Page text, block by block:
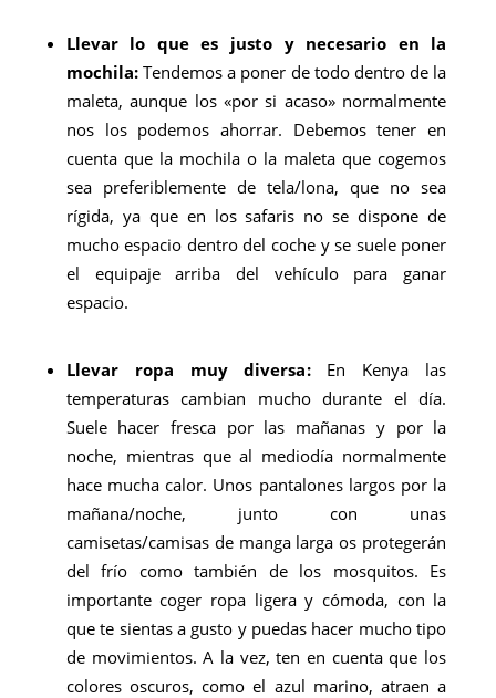
Llevar lo que es justo y necesario en la
mochila: Tendemos a poner de todo dentro de la
maleta, aunque los «por si acaso» normalmente
nos los podemos ahorrar. Debemos tener en
cuenta que la mochila o la maleta que cogemos
sea preferiblemente de tela/lona, ​​que no sea
rígida, ya que en los safaris no se dispone de
mucho espacio dentro del coche y se suele poner
el equipaje arriba del vehículo para ganar
espacio.
Llevar ropa muy diversa: En Kenya las
temperaturas cambian mucho durante el día.
Suele hacer fresca por las mañanas y por la
noche, mientras que al mediodía normalmente
hace mucha calor. Unos pantalones largos por la
mañana/noche, junto con unas
camisetas/camisas de manga larga os protegerán
del frío como también de los mosquitos. Es
importante coger ropa ligera y cómoda, con la
que te sientas a gusto y puedas hacer mucho tipo
de movimientos. A la vez, ten en cuenta que los
colores oscuros, como el azul marino, atraen a